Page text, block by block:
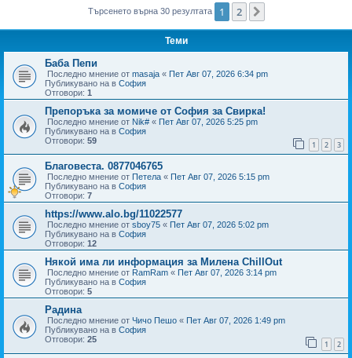
е
Търсенето върна 30 резултата 1 2
Теми
Баба Пепи
Последно мнение от masaja « Пет Авг 07, 2026 6:34 pm
Публикувано на в София
Отговори: 1
Препоръка за момиче от София за Свирка!
Последно мнение от Nik# « Пет Авг 07, 2026 5:25 pm
Публикувано на в София
Отговори: 59 1 2 3
Благовеста. 0877046765
Последно мнение от Петела « Пет Авг 07, 2026 5:15 pm
Публикувано на в София
Отговори: 7
https://www.alo.bg/11022577
Последно мнение от sboy75 « Пет Авг 07, 2026 5:02 pm
Публикувано на в София
Отговори: 12
Някой има ли информация за Милена ChillOut
Последно мнение от RamRam « Пет Авг 07, 2026 3:14 pm
Публикувано на в София
Отговори: 5
Радина
Последно мнение от Чичо Пешо « Пет Авг 07, 2026 1:49 pm
Публикувано на в София
Отговори: 25 1 2